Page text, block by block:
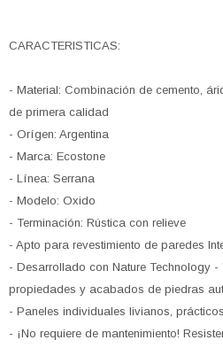
CARACTERISTICAS:
- Material: Combinación de cemento,
de primera calidad
- Orígen: Argentina
- Marca: Ecostone
- Línea: Serrana
- Modelo: Oxido
- Terminación: Rústica con relieve
- Apto para revestimiento de paredes
- Desarrollado con Nature Technology -
propiedades y acabados de piedras
- Paneles individuales livianos,
- ¡No requiere de mantenimiento!